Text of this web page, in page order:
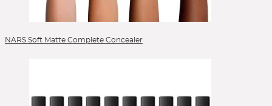
NARS Soft Matte Complete Concealer